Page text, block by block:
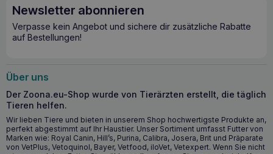
Newsletter abonnieren
Verpasse kein Angebot und sichere dir zusätzliche Rabatte
auf Bestellungen!
Über uns
Der Zoona.eu-Shop wurde von Tierärzten erstellt, die täglich
Tieren helfen.
Wir lieben Tiere und bieten in unserem Shop hochwertigste Produkte an,
perfekt abgestimmt auf Ihr Haustier. Unser Sortiment umfasst Futter von
Marken wie: Royal Canin, Hill’s, Purina, Calibra, Josera, Brit und Präparate
von VetPlus, Vetoquinol, Bayer, Vetfood, iloVet, Vetexpert. Wenn Sie nicht